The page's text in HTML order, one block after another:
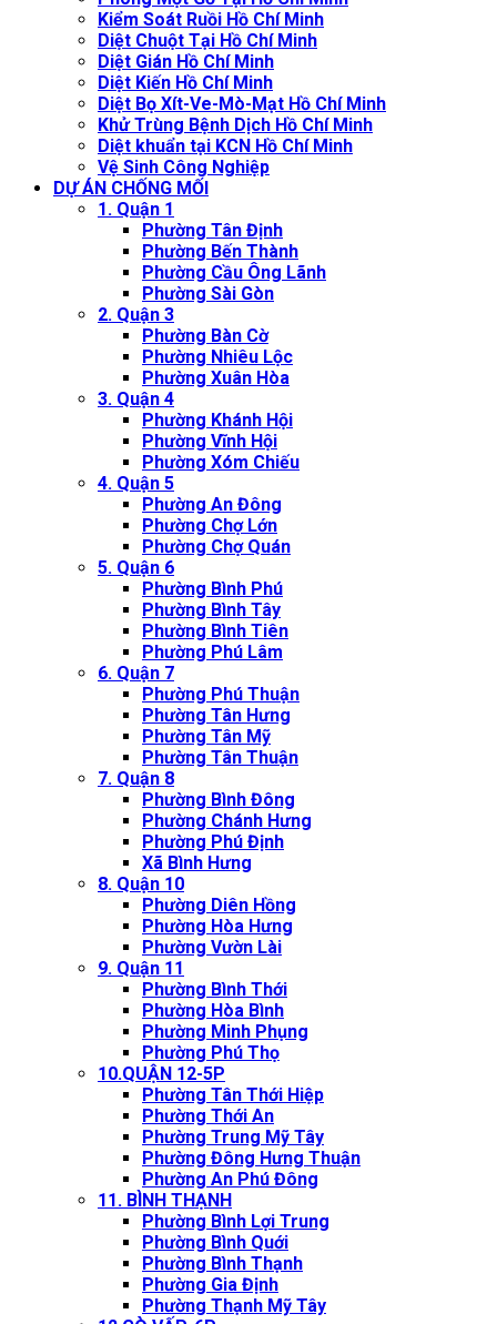
Kiểm Soát Ruồi Hồ Chí Minh
Diệt Chuột Tại Hồ Chí Minh
Diệt Gián Hồ Chí Minh
Diệt Kiến Hồ Chí Minh
Diệt Bọ Xít-Ve-Mò-Mạt Hồ Chí Minh
Khử Trùng Bệnh Dịch Hồ Chí Minh
Diệt khuẩn tại KCN Hồ Chí Minh
Vệ Sinh Công Nghiệp
DỰ ÁN CHỐNG MỐI
1. Quận 1
Phường Tân Định
Phường Bến Thành
Phường Cầu Ông Lãnh
Phường Sài Gòn
2. Quận 3
Phường Bàn Cờ
Phường Nhiêu Lộc
Phường Xuân Hòa
3. Quận 4
Phường Khánh Hội
Phường Vĩnh Hội
Phường Xóm Chiếu
4. Quận 5
Phường An Đông
Phường Chợ Lớn
Phường Chợ Quán
5. Quận 6
Phường Bình Phú
Phường Bình Tây
Phường Bình Tiên
Phường Phú Lâm
6. Quận 7
Phường Phú Thuận
Phường Tân Hưng
Phường Tân Mỹ
Phường Tân Thuận
7. Quận 8
Phường Bình Đông
Phường Chánh Hưng
Phường Phú Định
Xã Bình Hưng
8. Quận 10
Phường Diên Hồng
Phường Hòa Hưng
Phường Vườn Lài
9. Quận 11
Phường Bình Thới
Phường Hòa Bình
Phường Minh Phụng
Phường Phú Thọ
10.QUẬN 12-5P
Phường Tân Thới Hiệp
Phường Thới An
Phường Trung Mỹ Tây
Phường Đông Hưng Thuận
Phường An Phú Đông
11. BÌNH THẠNH
Phường Bình Lợi Trung
Phường Bình Quới
Phường Bình Thạnh
Phường Gia Định
Phường Thạnh Mỹ Tây